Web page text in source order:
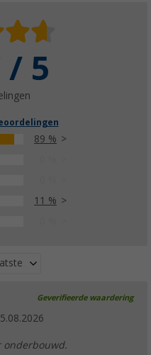
/ 5
89 %
11 %
Geverifieerde waardering
onderbouwd.